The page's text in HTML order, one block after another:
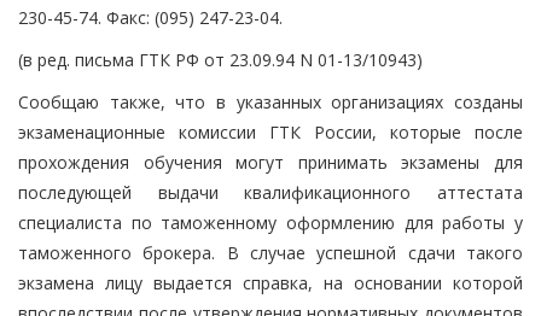
230-45-74. Факс: (095) 247-23-04.
(в ред. письма ГТК РФ от 23.09.94 N 01-13/10943)
Сообщаю также, что в указанных организациях созданы
экзаменационные комиссии ГТК России, которые после
прохождения обучения могут принимать экзамены для
последующей выдачи квалификационного аттестата
специалиста по таможенному оформлению для работы у
таможенного брокера. В случае успешной сдачи такого
экзамена лицу выдается справка, на основании которой